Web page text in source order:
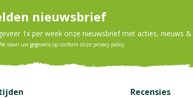
nieuwsbrief
1x per week onze nieuwsbrief met acties, nieuws &
slaan uw gegevens op conform onze privacy policy
Recensies